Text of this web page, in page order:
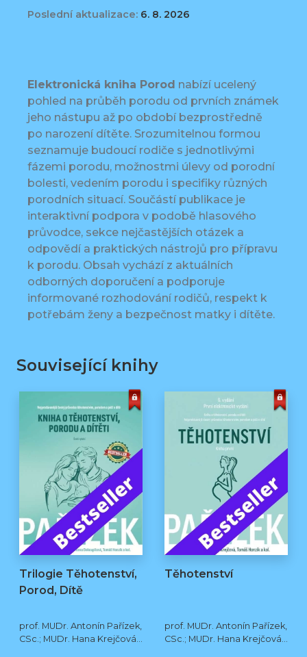
Poslední aktualizace: 6. 8. 2026
Elektronická kniha Porod nabízí ucelený
pohled na průběh porodu od prvních známek
jeho nástupu až po období bezprostředně
po narození dítěte. Srozumitelnou formou
seznamuje budoucí rodiče s jednotlivými
fázemi porodu, možnostmi úlevy od porodní
bolesti, vedením porodu i specifiky různých
porodních situací. Součástí publikace je
interaktivní podpora v podobě hlasového
průvodce, sekce nejčastějších otázek a
odpovědí a praktických nástrojů pro přípravu
k porodu. Obsah vychází z aktuálních
odborných doporučení a podporuje
informované rozhodování rodičů, respekt k
potřebám ženy a bezpečnost matky i dítěte.
Související knihy
Trilogie Těhotenství,
Porod, Dítě
prof. MUDr. Antonín Pařízek,
CSc.; MUDr. Hana Krejčová,
Těhotenství
prof. MUDr. Antonín Pařízek,
CSc.; MUDr. Hana Krejčová,